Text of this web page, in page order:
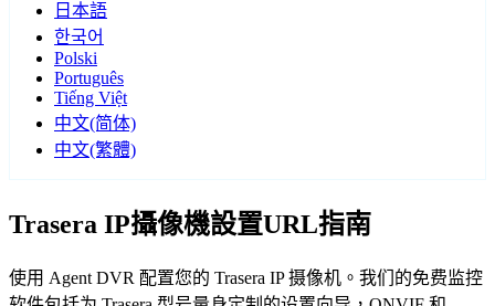
日本語
한국어
Polski
Português
Tiếng Việt
中文(简体)
中文(繁體)
Trasera IP攝像機設置URL指南
使用 Agent DVR 配置您的 Trasera IP 摄像机。我们的免费监控